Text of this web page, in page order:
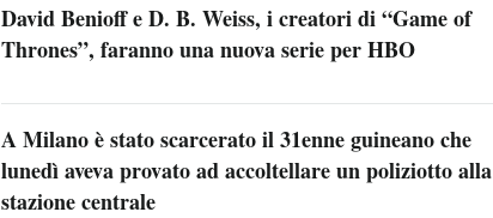
David Benioff e D. B. Weiss, i creatori di “Game of
Thrones”, faranno una nuova serie per HBO
A Milano è stato scarcerato il 31enne guineano che
lunedì aveva provato ad accoltellare un poliziotto alla
stazione centrale